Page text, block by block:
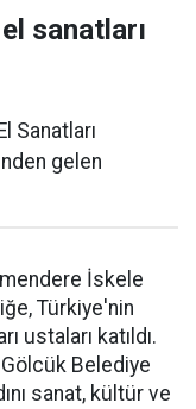
sanatları
Sanatları
gelen
İskele
Türkiye'nin
ustaları katıldı.
Belediye
sanat, kültür ve